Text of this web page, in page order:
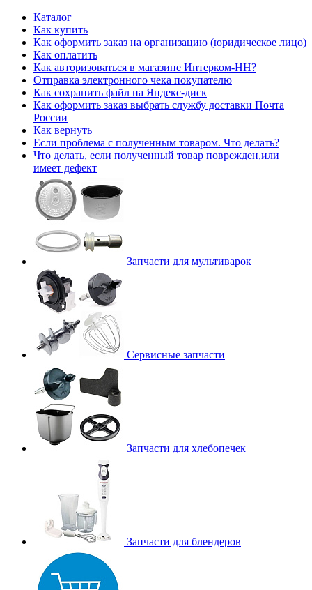
Каталог
Как купить
Как оформить заказ на организацию (юридическое лицо)
Как оплатить
Как авторизоваться в магазине Интерком-НН?
Отправка электронного чека покупателю
Как сохранить файл на Яндекс-диск
Как оформить заказ выбрать службу доставки Почта
России
Как вернуть
Если проблема с полученным товаром. Что делать?
Что делать, если полученный товар поврежден,или
имеет дефект
Запчасти для мультиварок
Сервисные запчасти
Запчасти для хлебопечек
Запчасти для блендеров